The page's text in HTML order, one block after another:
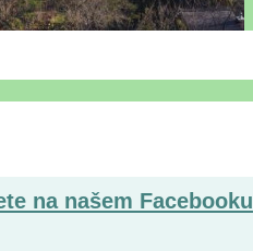
na našem Facebooku